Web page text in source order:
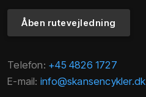
Åben rutevejledning​
Telefon: +45 4826 1727
E-mail: info@skansencykler.dk